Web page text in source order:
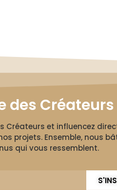
des Créateurs
Créateurs et influencez
projets. Ensemble, nous
qui vous ressemblent.